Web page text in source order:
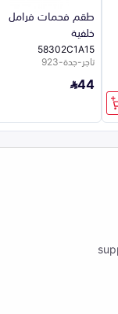
طقم فحمات فرامل
خلفية
58302C1A15
تاجر-جدة-923
44